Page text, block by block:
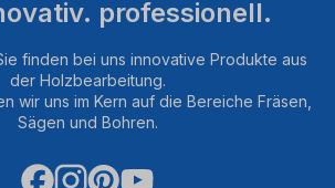
professionell.
finden bei uns innovative Produkte aus
der Holzbearbeitung.
wir uns im Kern auf die Bereiche Fräsen,
Sägen und Bohren.